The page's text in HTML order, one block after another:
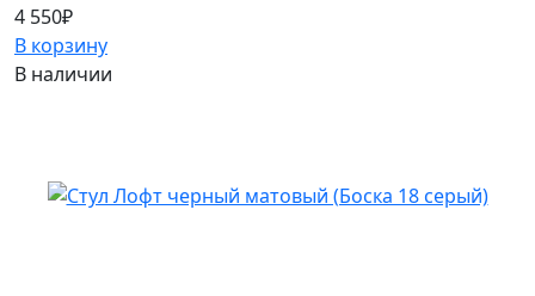
4 550₽
В корзину
В наличии